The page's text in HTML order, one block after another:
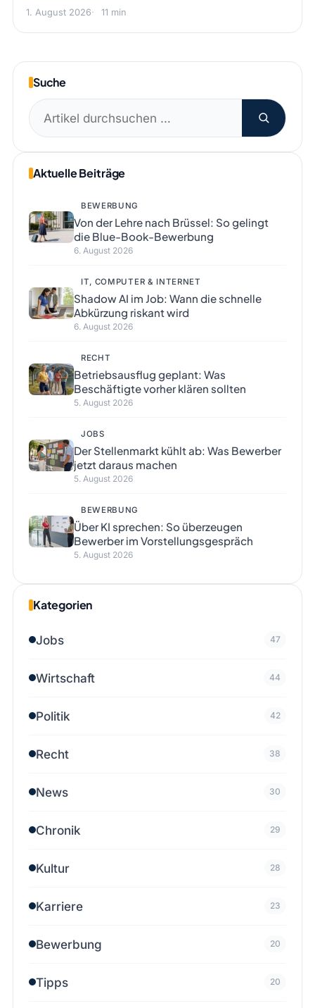
1. August 2026 11 min
Suche
Suchen
nach:
Aktuelle Beiträge
BEWERBUNG
Von der Lehre nach Brüssel: So gelingt
die Blue-Book-Bewerbung
6. August 2026
IT, COMPUTER & INTERNET
Shadow AI im Job: Wann die schnelle
Abkürzung riskant wird
6. August 2026
RECHT
Betriebsausflug geplant: Was
Beschäftigte vorher klären sollten
5. August 2026
JOBS
Der Stellenmarkt kühlt ab: Was Bewerber
jetzt daraus machen
5. August 2026
BEWERBUNG
Über KI sprechen: So überzeugen
Bewerber im Vorstellungsgespräch
5. August 2026
Kategorien
Jobs 47
Wirtschaft 44
Politik 42
Recht 38
News 30
Chronik 29
Kultur 28
Karriere 23
Bewerbung 20
Tipps 20